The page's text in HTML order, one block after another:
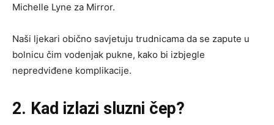
Michelle Lyne za Mirror.
Naši ljekari obično savjetuju trudnicama da se zapute u
bolnicu čim vodenjak pukne, kako bi izbjegle
nepredviđene komplikacije.
2. Kad izlazi sluzni čep?